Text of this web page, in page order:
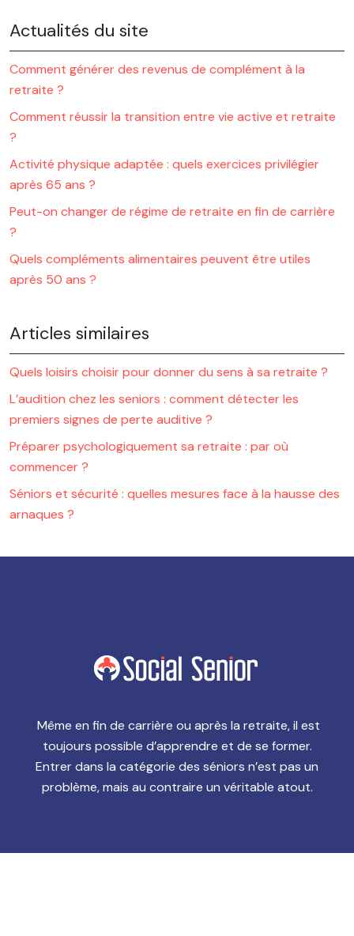
Actualités du site
Comment générer des revenus de complément à la
retraite ?
Comment réussir la transition entre vie active et retraite
?
Activité physique adaptée : quels exercices privilégier
après 65 ans ?
Peut-on changer de régime de retraite en fin de carrière
?
Quels compléments alimentaires peuvent être utiles
après 50 ans ?
Articles similaires
Quels loisirs choisir pour donner du sens à sa retraite ?
L’audition chez les seniors : comment détecter les
premiers signes de perte auditive ?
Préparer psychologiquement sa retraite : par où
commencer ?
Séniors et sécurité : quelles mesures face à la hausse des
arnaques ?
Même en fin de carrière ou après la retraite, il est
toujours possible d’apprendre et de se former.
Entrer dans la catégorie des séniors n’est pas un
problème, mais au contraire un véritable atout.